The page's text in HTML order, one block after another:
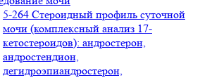
5-264 Стероидный профиль суточной
мочи (комплексный анализ 17-
кетостероидов): андростерон,
андростендион,
дегидроэпиандростерон,